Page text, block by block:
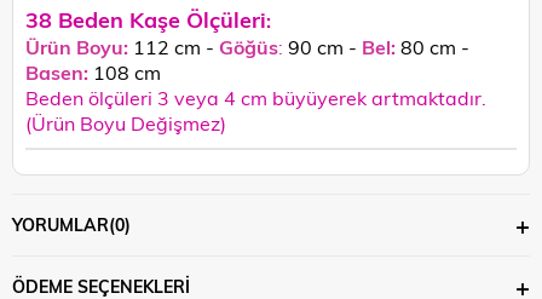
38 Beden Kaşe Ölçüleri:
Ürün Boyu: 112 cm - Göğüs: 90 cm - Bel:80 cm -
Basen: 108 cm
Beden ölçüleri 3 veya 4 cm büyüyerek artmaktadır.
(Ürün Boyu Değişmez)
YORUMLAR(0)
ÖDEME SEÇENEKLERI